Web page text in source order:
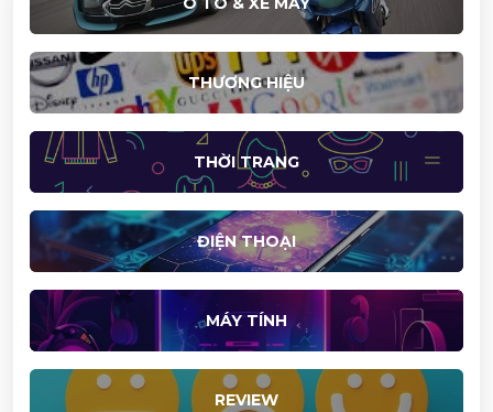
THƯƠNG HIỆU
THỜI TRANG
ĐIỆN THOẠI
MÁY TÍNH
REVIEW